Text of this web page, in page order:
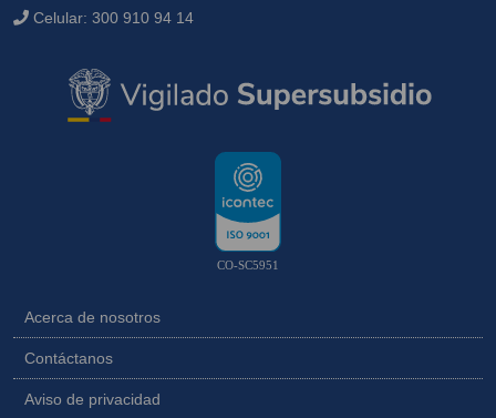
Celular: 300 910 94 14
CO-SC5951
Acerca de nosotros
Contáctanos
Aviso de privacidad